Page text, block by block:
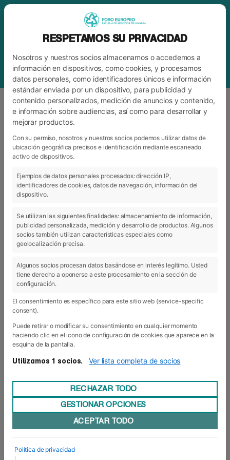
ETIQUETAGLOBALIZACIÓN Y
MARKETING INTERNACIONAL
ARCHIVO CATEGORÍAS
11 Feb 2019
Nuevos cursos de Formación
Foro Europeo ha iniciado 2019 con una variada
RESPETAMOS SU PRIVACIDAD
Nosotros y nuestros socios almacenamos o accedemos a
información en dispositivos, como cookies, y procesamos
datos personales, como identificadores únicos e información
estándar enviada por un dispositivo, para publicidad y
contenido personalizados, medición de anuncios y contenido,
e información sobre audiencias, así como para desarrollar y
mejorar productos.
Con su permiso, nosotros y nuestros socios podemos utilizar datos de
ubicación geográfica precisos e identificación mediante escaneado
activo de dispositivos.
Ejemplos de datos personales procesados: dirección IP,
identificadores de cookies, datos de navegación, información del
dispositivo.
Se utilizan las siguientes finalidades: almacenamiento de información,
publicidad personalizada, medición y desarrollo de productos. Algunos
socios también utilizan características especiales como
geolocalización precisa.
Algunos socios procesan datos basándose en interés legítimo. Usted
tiene derecho a oponerse a este procesamiento en la sección de
configuración.
El consentimiento es específico para este sitio web (service-specific
consent).
Puede retirar o modificar su consentimiento en cualquier momento
haciendo clic en el icono de configuración de cookies que aparece en la
esquina de la pantalla.
Utilizamos 1 socios. Ver lista completa de socios
RECHAZAR TODO
GESTIONAR OPCIONES
ACEPTAR TODO
Política de privacidad